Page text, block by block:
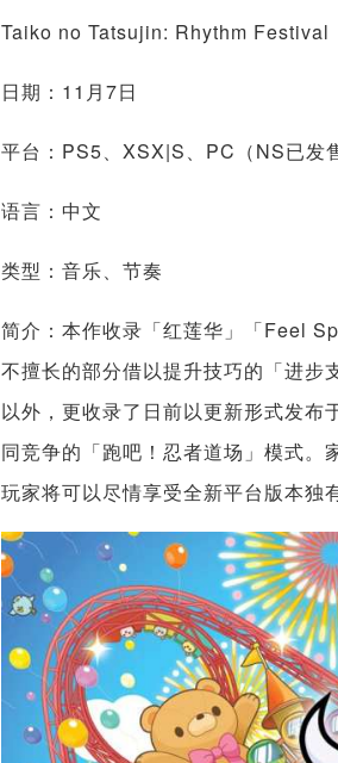
Taiko no Tatsujin: Rhythm Festival
日期：11月7日
平台：PS5、XSX|S、PC（NS已发
语言：中文
类型：音乐、节奏
简介：本作收录「红莲华」「Feel
不擅长的部分借以提升技巧的「进步
以外，更收录了日前以更新形式发
同竞争的「跑吧！忍者道场」模式
玩家将可以尽情享受全新平台版本独